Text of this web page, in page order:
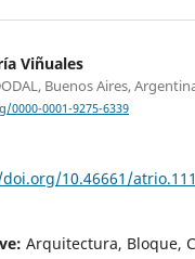
Viñuales
Buenos Aires,
0001-9275-6339
10.46661/
Arquitectura, Bloque,